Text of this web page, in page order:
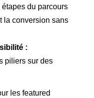
du parcours
la conversion sans
:
piliers sur des
les featured